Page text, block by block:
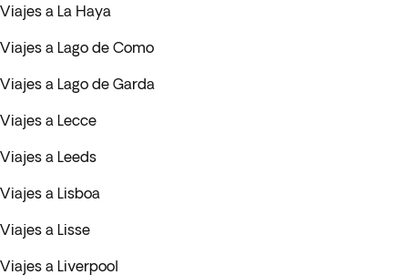
Viajes a La Haya
Viajes a Lago de Como
Viajes a Lago de Garda
Viajes a Lecce
Viajes a Leeds
Viajes a Lisboa
Viajes a Lisse
Viajes a Liverpool